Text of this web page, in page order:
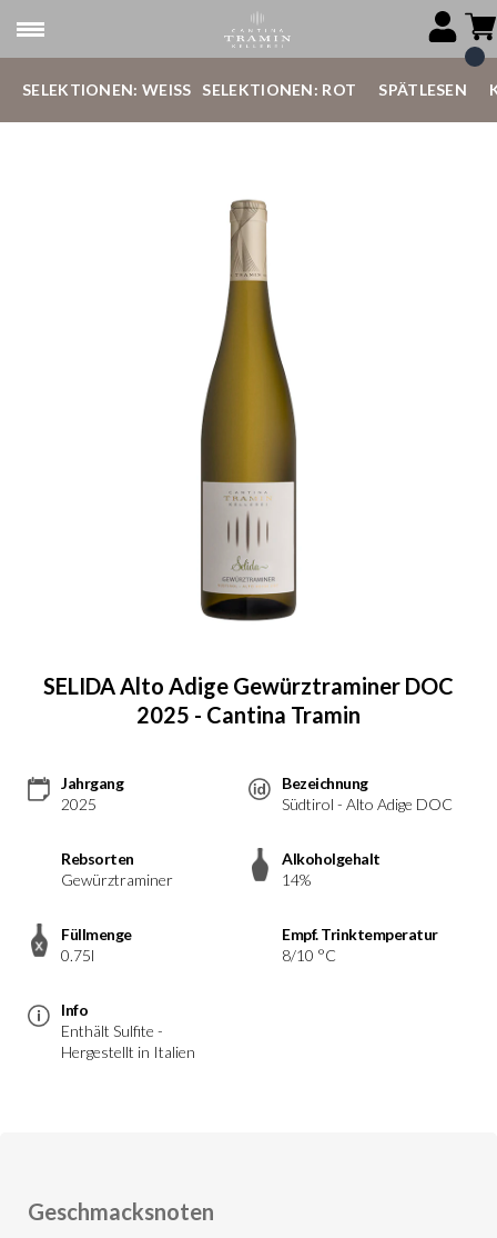
SELEKTIONEN: WEISS SELEKTIONEN: ROT SPÄTLESEN
SELIDA Alto Adige Gewürztraminer DOC
2025 - Cantina Tramin
Jahrgang
2025
Bezeichnung
Südtirol - Alto Adige DOC
Rebsorten
Gewürztraminer
Alkoholgehalt
14%
Füllmenge
0.75l
Empf. Trinktemperatur
8/10 °C
Info
Enthält Sulfite -
Hergestellt in Italien
Geschmacksnoten